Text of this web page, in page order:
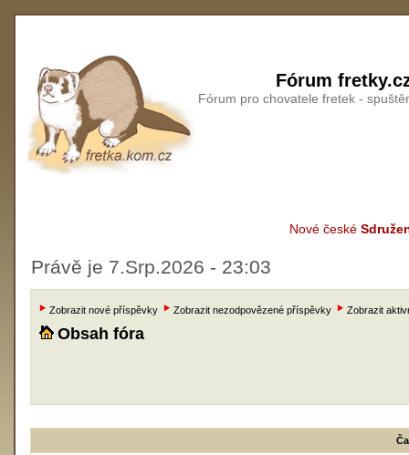
Fórum
Fórum pro chovatele fretek -
Nové české
Právě je 7.Srp.2026 - 23:03
Zobrazit nové příspěvky Zobrazit nezodpovězené příspěvky Zobrazit
Obsah fóra